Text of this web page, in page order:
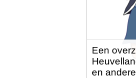
Een
en